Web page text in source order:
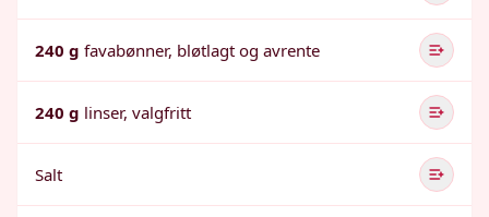
240 g favabønner, bløtlagt og avrente
240 g linser, valgfritt
Salt